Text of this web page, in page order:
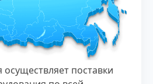
поставки